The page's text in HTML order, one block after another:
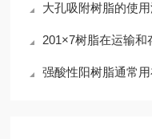
大孔吸附树脂的使
201×7树脂在运输
强酸性阳树脂通常